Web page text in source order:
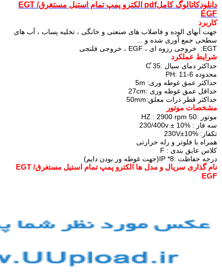
دانلودکاتالوگ کاملpdf الکترو پمپ تمام استیل مستغرقEGT /
EGF
کاربرد
جهت آبهای الوده و فاضلاب های صنعتی و خانگی ، تخلیه پساب ، آب های
سطحی جمع آوری شده و ...
EGT: خروجی رزوه ای ، EGF ، خروجی فلنجی
شرایط عملکرد
حداکثر دمای سیال :35 ̊C
محدوده 6-11 :PH
حداکثر عمق غوطه وری: 5m
حداقل عمق غوطه وری :27cm
حداکثر قطر ذرات معلق:50mm
مشخصات موتور
موتور :50 HZ : 2900 rpm
سه فاز : 230/400v ± 10%
تکفاز: 230V±10%
همراه با فلوتر و رله حرارتی
کلاس عایق بندی : F
درجه حفاظت :IP *8(جهت غوطه ور بودن دایم)
نام گذاری سریال و مدل ها الکترو پمپ تمام استیل مستغرقEGT /
EGF